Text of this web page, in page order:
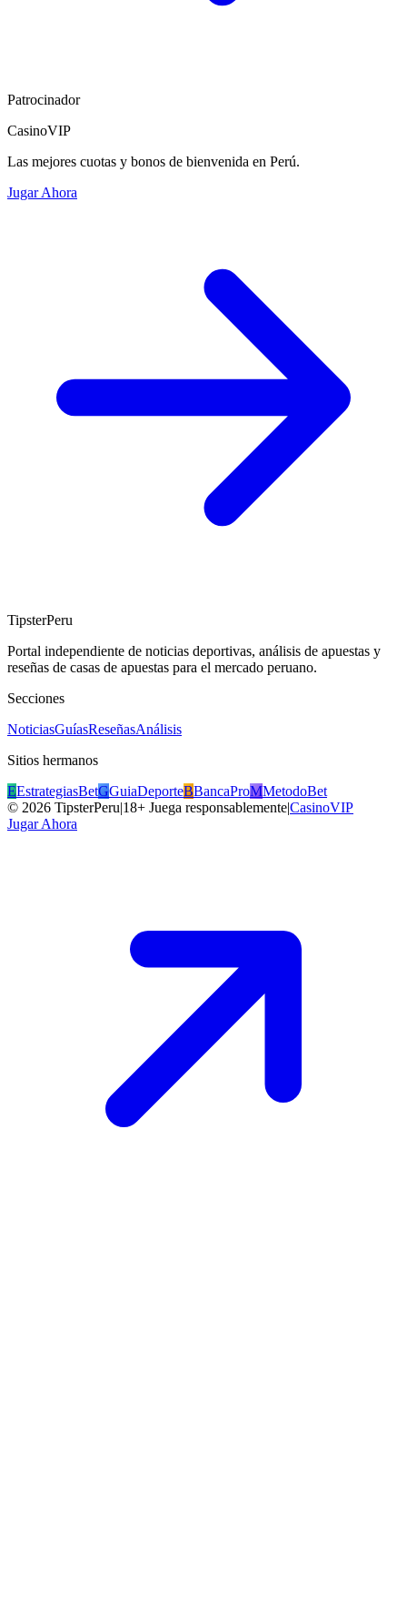
Patrocinador
CasinoVIP
Las mejores cuotas y bonos de bienvenida en Perú.
Jugar Ahora
TipsterPeru
Portal independiente de noticias deportivas, análisis de apuestas y
reseñas de casas de apuestas para el mercado peruano.
Secciones
NoticiasGuíasReseñasAnálisis
Sitios hermanos
EEstrategiasBetGGuiaDeporteBBancaProMMetodoBet
© 2026 TipsterPeru|18+ Juega responsablemente|CasinoVIP
Jugar Ahora